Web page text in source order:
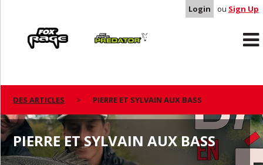
Login ou Sign Up
Predator
DES ARTICLES PIERRE ET SYLVAIN AUX BASS
PIERRE ET SYLVAIN AUX BASS